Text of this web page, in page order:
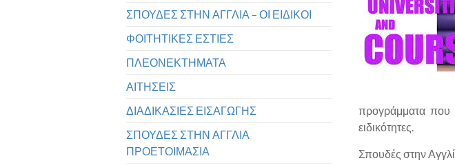
προγράμματα που
ειδικότητες.
Σπουδές στην
ΣΠΟΥΔΕΣ ΣΤΗΝ ΑΓΓΛΙΑ – ΟΙ ΕΙΔΙΚΟΙ
ΦΟΙΤΗΤΙΚΕΣ ΕΣΤΙΕΣ
ΠΛΕΟΝΕΚΤΗΜΑΤΑ
ΑΙΤΗΣΕΙΣ
ΔΙΑΔΙΚΑΣΙΕΣ ΕΙΣΑΓΩΓΗΣ
ΣΠΟΥΔΕΣ ΣΤΗΝ ΑΓΓΛΙΑ
ΠΡΟΕΤΟΙΜΑΣΙΑ